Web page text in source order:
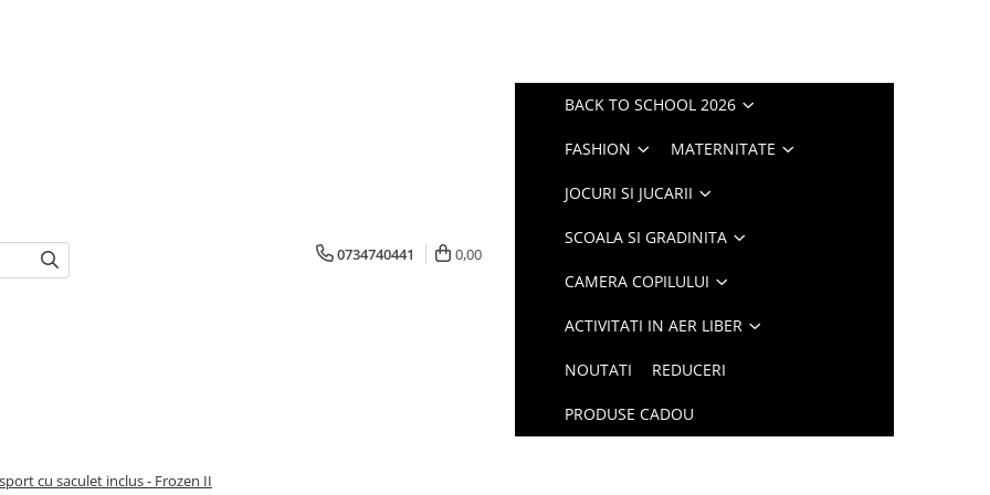
0734740441 0,00
BACK TO SCHOOL 2026
FASHION MATERNITATE
JOCURI SI JUCARII
SCOALA SI GRADINITA
CAMERA COPILULUI
ACTIVITATI IN AER LIBER
NOUTATI REDUCERI
PRODUSE CADOU
cu saculet inclus - Frozen II